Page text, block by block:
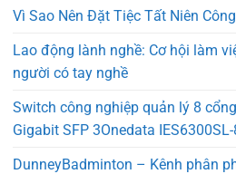
Vì Sao Nên Đặt Tiệc Tất Niên
Lao động lành nghề: Cơ hội làm
người có tay nghề
Switch công nghiệp quản lý 8
Gigabit SFP 3Onedata IES6300SL-
DunneyBadminton – Kênh phân